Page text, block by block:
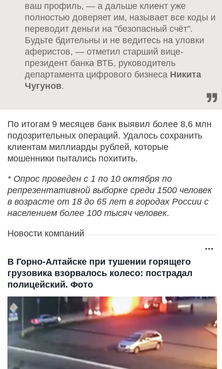
ваш профиль, — а дальше клиент уже
полностью доверяет им, называет все коды и
переводит деньги на "безопасный счёт".
Будьте бдительны и не ведитесь на уловки
аферистов, — отметил старший вице-
президент банка ВТБ, руководитель
департамента цифрового бизнеса Никита
Чугунов.
По итогам 9 месяцев банк выявил более 8,6 млн
подозрительных операций. Удалось сохранить
клиентам миллиарды рублей, которые
мошенники пытались похитить.
* Опрос проведен с 1 по 10 октября по
репрезентативной выборке среди 1500 человек
в возрасте от 18 до 65 лет в городах России с
населением более 100 тысяч человек.
Новости компаний
В Горно-Алтайске при тушении горящего
грузовика взорвалось колесо: пострадал
полицейский. Фото